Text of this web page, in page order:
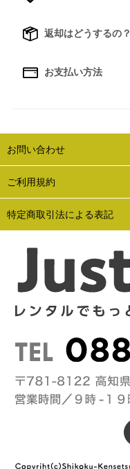
返却はどうするの？
お支払い方法
お問い合わせ
ご利用規約
特定商取引法による表記